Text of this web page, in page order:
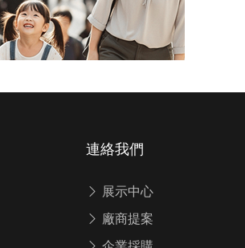
連絡我們
展示中心
廠商提案